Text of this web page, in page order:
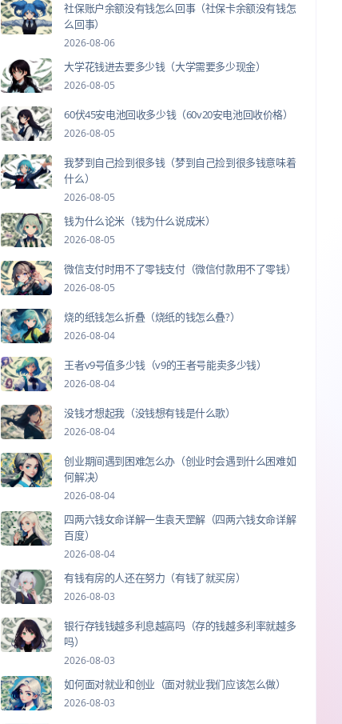
社保账户余额没有钱怎么回事（社保卡余额没有钱怎
么回事）
2026-08-06
大学花钱进去要多少钱（大学需要多少现金）
2026-08-05
60伏45安电池回收多少钱（60v20安电池回收价格）
2026-08-05
我梦到自己捡到很多钱（梦到自己捡到很多钱意味着
什么）
2026-08-05
钱为什么论米（钱为什么说成米）
2026-08-05
微信支付时用不了零钱支付（微信付款用不了零钱）
2026-08-05
烧的纸钱怎么折叠（烧纸的钱怎么叠?）
2026-08-04
王者v9号值多少钱（v9的王者号能卖多少钱）
2026-08-04
没钱才想起我（没钱想有钱是什么歌）
2026-08-04
创业期间遇到困难怎么办（创业时会遇到什么困难如
何解决）
2026-08-04
四两六钱女命详解一生袁天罡解（四两六钱女命详解
百度）
2026-08-04
有钱有房的人还在努力（有钱了就买房）
2026-08-03
银行存钱钱越多利息越高吗（存的钱越多利率就越多
吗）
2026-08-03
如何面对就业和创业（面对就业我们应该怎么做）
2026-08-03